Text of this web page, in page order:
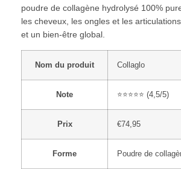
poudre de collagène hydrolysé 100%
les cheveux, les ongles et les
et un bien-être global.
Nom du produit Collaglo
Note ⭐⭐⭐⭐⭐ (4,5/5)
Prix €74,95
Forme Poudre de